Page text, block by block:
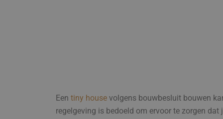
Een tiny house volgens bouwbesluit bouwen
regelgeving is bedoeld om ervoor te zorgen